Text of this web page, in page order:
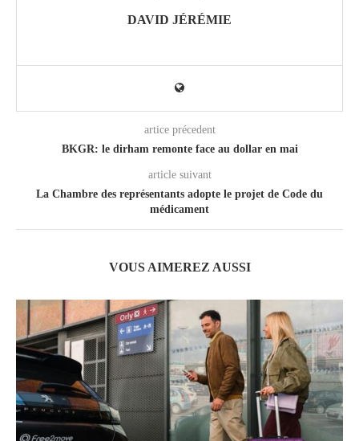
DAVID JÉRÉMIE
artice précedent
BKGR: le dirham remonte face au dollar en mai
article suivant
La Chambre des représentants adopte le projet de Code du
médicament
VOUS AIMEREZ AUSSI